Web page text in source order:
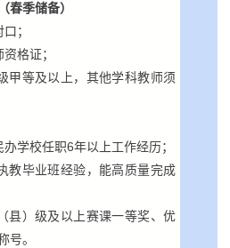
春季储备）
；
格证；
甲等及以上，其他学科教师须
学校任职6年以上工作经历；
教毕业班经验，能高质量完成
县）级及以上赛课一等奖、优
号。